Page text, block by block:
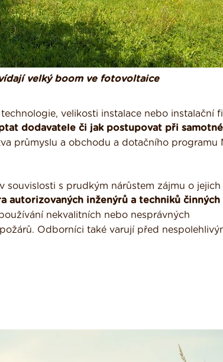
velký boom ve fotovoltaice
velikosti instalace nebo instalační
dodavatele či jak postupovat při samotné
průmyslu a obchodu a dotačního programu
souvislosti s prudkým nárůstem zájmu o jejich
autorizovaných inženýrů a techniků činných
nekvalitních nebo nesprávných
Odborníci také varují před